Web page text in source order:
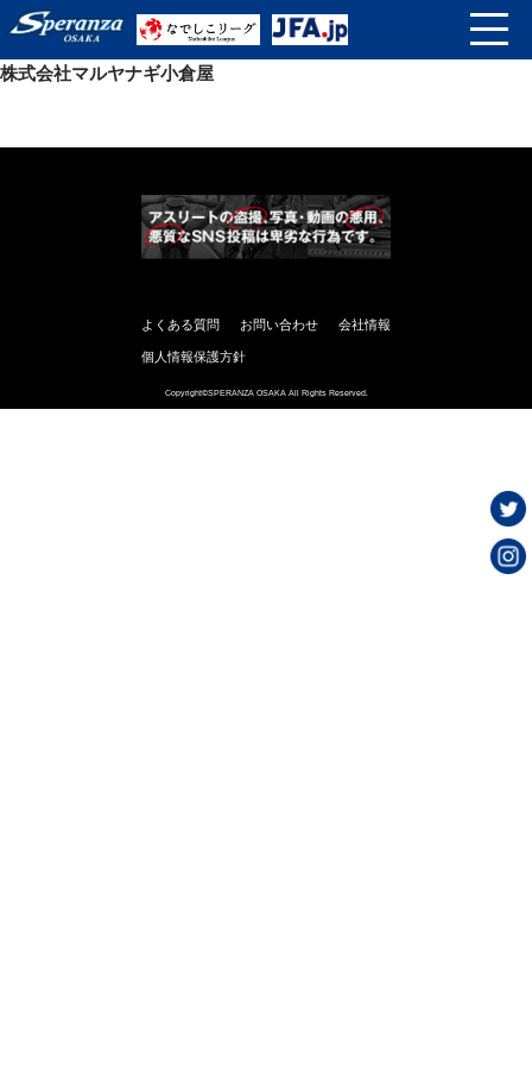
株式会社マルヤナギ小倉屋
よくある質問 お問い合わせ 会社情報
個人情報保護方針
Copyright©SPERANZA OSAKA All Rights Reserved.